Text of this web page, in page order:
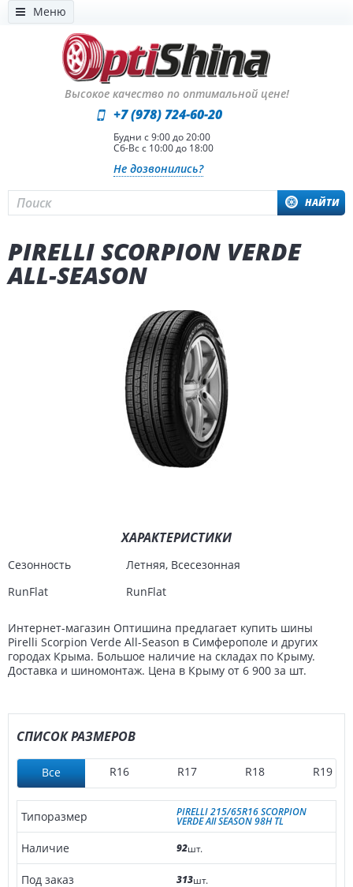
Меню
Высокое качество по оптимальной цене!
НАЙТИ
+7 (978) 724-60-20
Будни с 9:00 до 20:00
Сб-Вс с 10:00 до 18:00
Не дозвонились?
PIRELLI SCORPION VERDE
ALL-SEASON
ХАРАКТЕРИСТИКИ
Сезонность
Летняя, Всесезонная
RunFlat
RunFlat
Интернет-магазин Оптишина предлагает купить шины
Pirelli Scorpion Verde All-Season в Симферополе и других
городах Крыма. Большое наличие на складах по Крыму.
Доставка и шиномонтаж. Цена в Крыму от 6 900 за шт.
СПИСОК РАЗМЕРОВ
Все R16 R17 R18 R19
PIRELLI 215/65R16 SCORPION
VERDE All SEASON 98H TL
92шт.
313шт.